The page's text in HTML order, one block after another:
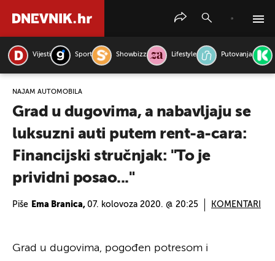
Vijesti Sport Showbizz Lifestyle Putovanja
NAJAM AUTOMOBILA
Grad u dugovima, a nabavljaju se
luksuzni auti putem rent-a-cara:
Financijski stručnjak: "To je
prividni posao..."
Piše Ema Branica, 07. kolovoza 2020. @ 20:25 KOMENTARI
Grad u dugovima, pogođen potresom i
PRETRAŽITE VIJESTI